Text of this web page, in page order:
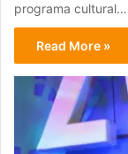
programa cultural…
Read More »